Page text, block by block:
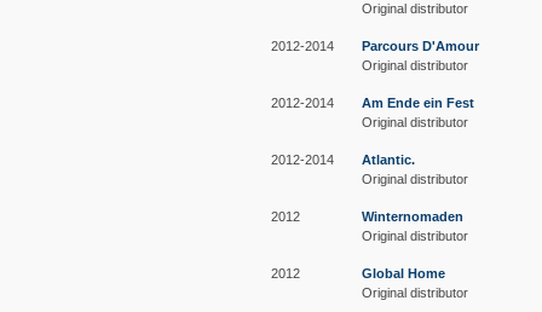
Original distributor
2012-2014
Parcours D'Amour
Original distributor
2012-2014
Am Ende ein Fest
Original distributor
2012-2014
Atlantic.
Original distributor
2012
Winternomaden
Original distributor
2012
Global Home
Original distributor